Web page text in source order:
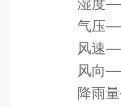
湿度——
气压——
风速——
风向——
降雨量